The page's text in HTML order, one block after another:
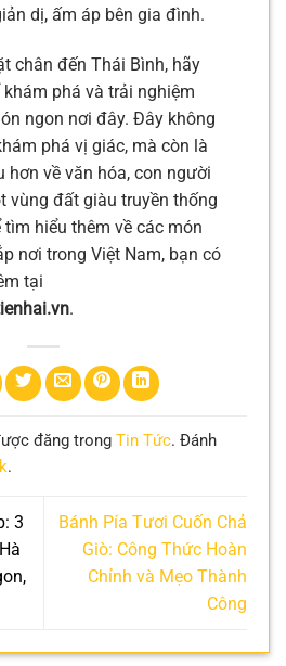
dị, ấm áp bên gia đình.
chân đến Thái Bình, hãy
phá và trải nghiệm
ngon nơi đây. Đây không
phá vị giác, mà còn là
hơn về văn hóa, con người
vùng đất giàu truyền thống
hiểu thêm về các món
nơi trong Việt Nam, bạn có
tại
.
đăng trong Tin Tức. Đánh
.
3
Bánh Pía Tươi Cuốn Chả
Giò: Công Thức Hoàn
Chỉnh và Mẹo Thành
Công